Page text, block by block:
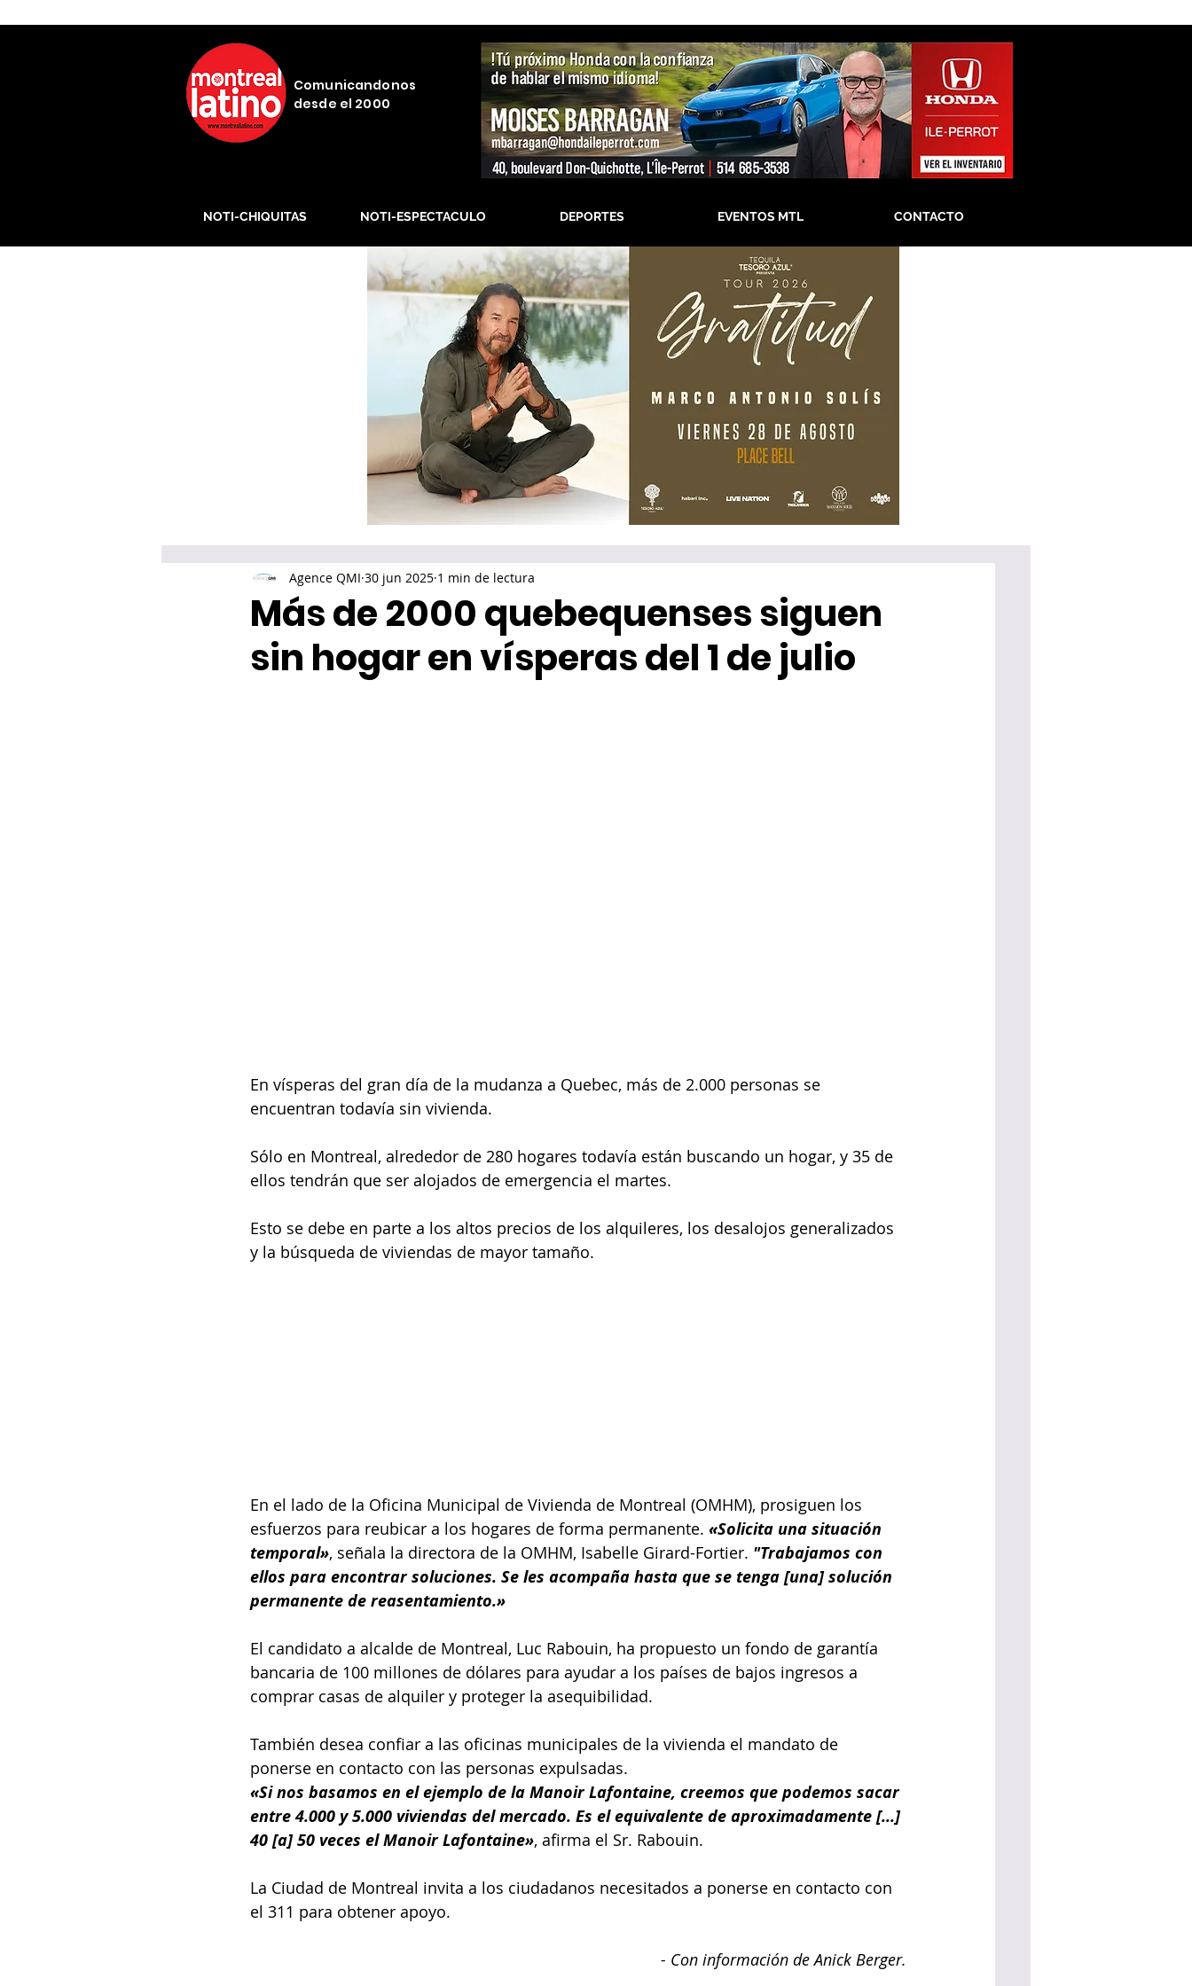
Comunicandonos
desde el 2000
NOTI-CHIQUITAS NOTI-ESPECTACULO DEPORTES EVENTOS MTL CONTACTO
Más de 2000 quebequenses siguen
sin hogar en vísperas del 1 de julio
Agence QMI 30 jun 2025 1 min de lectura
En vísperas del gran día de la mudanza a Quebec, más de 2.000 personas se
encuentran todavía sin vivienda.
Sólo en Montreal, alrededor de 280 hogares todavía están buscando un hogar, y 35 de
ellos tendrán que ser alojados de emergencia el martes.
Esto se debe en parte a los altos precios de los alquileres, los desalojos generalizados
y la búsqueda de viviendas de mayor tamaño.
En el lado de la Oficina Municipal de Vivienda de Montreal (OMHM), prosiguen los
esfuerzos para reubicar a los hogares de forma permanente. «Solicita una situación
temporal», señala la directora de la OMHM, Isabelle Girard-Fortier. "Trabajamos con
ellos para encontrar soluciones. Se les acompaña hasta que se tenga [una] solución
permanente de reasentamiento.»
El candidato a alcalde de Montreal, Luc Rabouin, ha propuesto un fondo de garantía
bancaria de 100 millones de dólares para ayudar a los países de bajos ingresos a
comprar casas de alquiler y proteger la asequibilidad.
También desea confiar a las oficinas municipales de la vivienda el mandato de
ponerse en contacto con las personas expulsadas.
«Si nos basamos en el ejemplo de la Manoir Lafontaine, creemos que podemos sacar
entre 4.000 y 5.000 viviendas del mercado. Es el equivalente de aproximadamente [...]
40 [a] 50 veces el Manoir Lafontaine», afirma el Sr. Rabouin.
La Ciudad de Montreal invita a los ciudadanos necesitados a ponerse en contacto con
el 311 para obtener apoyo.
- Con información de Anick Berger.